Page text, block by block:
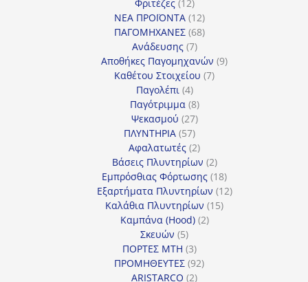
Φριτέζες 12
προϊόντα
ΝΕΑ ΠΡΟΪΟΝΤΑ 1212
προϊόντα
ΠΑΓΟΜΗΧΑΝΕΣ 6868
Ανάδευσης 77
προϊόντα
Αποθήκες Παγομηχανών 99
Καθέτου Στοιχείου 77
Παγολέπι 44
προϊόντα
Παγότριμμα 88
προϊόντα
Ψεκασμού 2727
προϊόντα
ΠΛΥΝΤΗΡΙΑ 5757
προϊόντα
Αφαλατωτές 22
προϊόντα
Βάσεις Πλυντηρίων 22
προϊόντα
Εμπρόσθιας Φόρτωσης 1818
προϊόντα
Εξαρτήματα Πλυντηρίων 1212
Καλάθια Πλυντηρίων 1515
Καμπάνα (Hood) 22
Σκευών 55
προϊόντα
ΠΟΡΤΕΣ MTH 33
προϊόντα
ΠΡΟΜΗΘΕΥΤΕΣ 9292
ARISTARCO 22